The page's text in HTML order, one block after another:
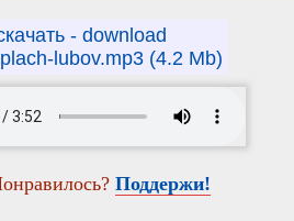
- download
lubov.mp3 (4.2 Mb)
Поддержи!